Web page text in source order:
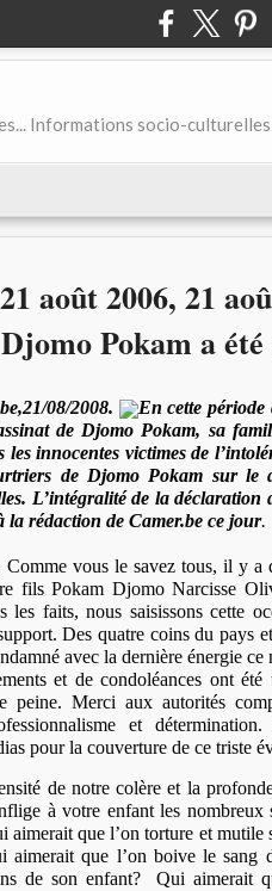
Informations socio-
août 2006, 21
Pokam a été
08/2008.
En cette période
de Djomo Pokam, sa
innocentes victimes de
de Djomo Pokam sur le
L’intégralité de la
la rédaction de Camer.be ce jour.
Comme vous le savez tous, il y a
fils Pokam Djomo Narcisse
les faits, nous saisissons cette
Des quatre coins du pays
avec la dernière énergie
et de condoléances ont
peine. Merci aux autorités
et
pour la couverture de ce triste
de notre colère et la
à votre enfant les nombreux
aimerait que l’on torture et
que l’on boive le sang
de son enfant? Qui aimerait